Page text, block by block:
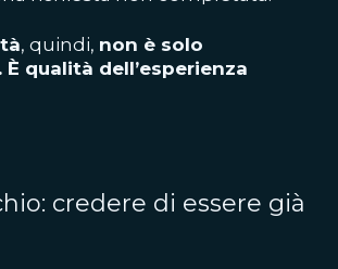
, quindi, non è solo
qualità dell’esperienza
credere di essere già